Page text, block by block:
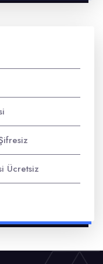
Ücretsiz